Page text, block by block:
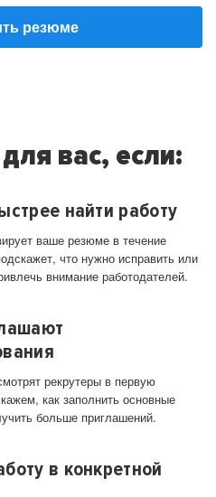
резюме
вас, если:
найти работу
ваше резюме в течение
что нужно исправить или
внимание работодателей.
рекрутеры в первую
как заполнить основные
больше приглашений.
в конкретной